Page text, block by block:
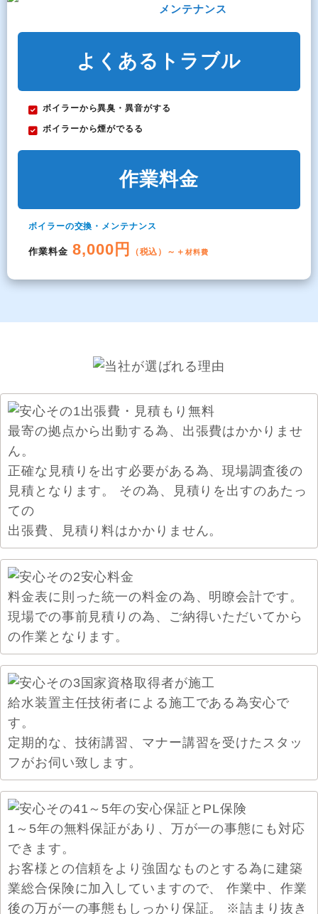
メンテナンス
よくあるトラブル
ボイラーから異臭・異音がする
ボイラーから煙がでるる
作業料金
ボイラーの交換・メンテナンス
作業料金 8,000円 （税込）～＋材料費
最寄の拠点から出動する為、出張費はかかりませ
ん。
正確な見積りを出す必要がある為、現場調査後の
見積となります。 その為、見積りを出すのあたっ
ての
出張費、見積り料はかかりません。
料金表に則った統一の料金の為、明瞭会計です。
現場での事前見積りの為、ご納得いただいてから
の作業となります。
給水装置主任技術者による施工である為安心で
す。
定期的な、技術講習、マナー講習を受けたスタッ
フがお伺い致します。
1～5年の無料保証があり、万が一の事態にも対応
できます。
お客様との信頼をより強固なものとする為に建築
業総合保険に加入していますので、 作業中、作業
後の万が一の事態もしっかり保証。 ※詰まり抜き